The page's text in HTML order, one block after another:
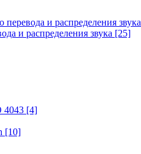
и распределения звука
и распределения звука [25]
4043 [4]
[10]